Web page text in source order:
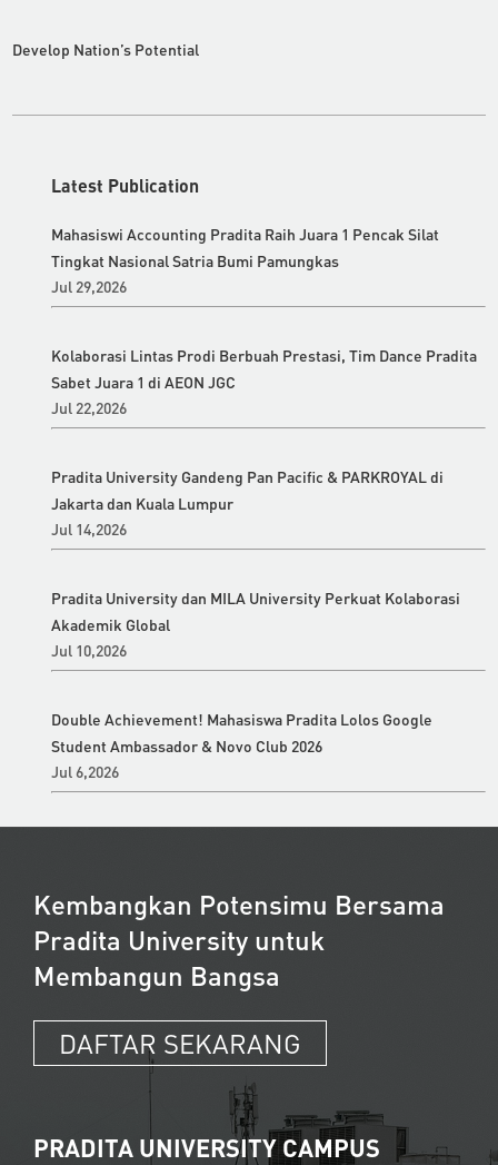
Develop Nation’s Potential
Latest Publication
Mahasiswi Accounting Pradita Raih Juara 1 Pencak Silat
Tingkat Nasional Satria Bumi Pamungkas
Jul 29,2026
Kolaborasi Lintas Prodi Berbuah Prestasi, Tim Dance Pradita
Sabet Juara 1 di AEON JGC
Jul 22,2026
Pradita University Gandeng Pan Pacific & PARKROYAL di
Jakarta dan Kuala Lumpur
Jul 14,2026
Pradita University dan MILA University Perkuat Kolaborasi
Akademik Global
Jul 10,2026
Double Achievement! Mahasiswa Pradita Lolos Google
Student Ambassador & Novo Club 2026
Jul 6,2026
Kembangkan Potensimu Bersama
Pradita University untuk
Membangun Bangsa
DAFTAR SEKARANG
PRADITA UNIVERSITY CAMPUS